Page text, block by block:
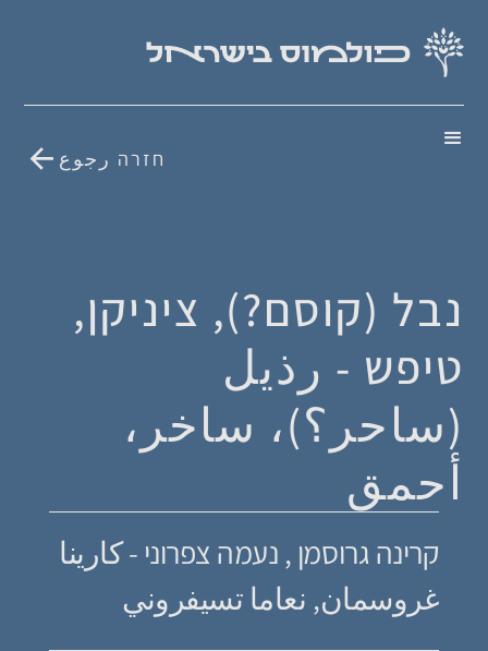
חזרה رجوع
נבל (קוסם?), ציניקן,
טיפש - رذيل
(ساحر؟)، ساخر،
أحمق
קרינה גרוסמן , נעמה צפרוני - كارينا
غروسمان, نعاما تسيفروني